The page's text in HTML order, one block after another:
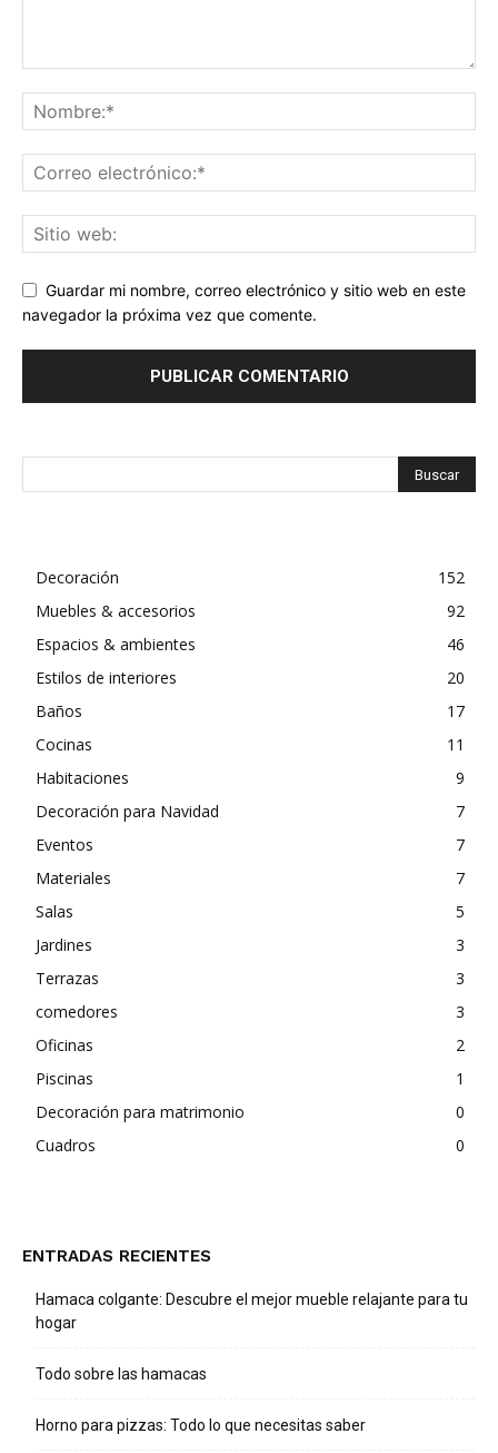
Guardar mi nombre, correo electrónico y sitio web en este
navegador la próxima vez que comente.
Decoración
152
Muebles & accesorios
92
Espacios & ambientes
46
Estilos de interiores
20
Baños
17
Cocinas
11
Habitaciones
9
Decoración para Navidad
7
Eventos
7
Materiales
7
Salas
5
Jardines
3
Terrazas
3
comedores
3
Oficinas
2
Piscinas
1
Decoración para matrimonio
0
Cuadros
0
ENTRADAS RECIENTES
Hamaca colgante: Descubre el mejor mueble relajante para tu
hogar
Todo sobre las hamacas
Horno para pizzas: Todo lo que necesitas saber